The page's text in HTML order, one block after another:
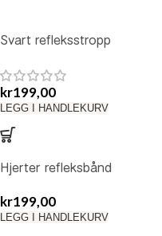
Svart refleksstropp
kr199,00
LEGG I HANDLEKURV
Hjerter refleksbånd
kr199,00
LEGG I HANDLEKURV